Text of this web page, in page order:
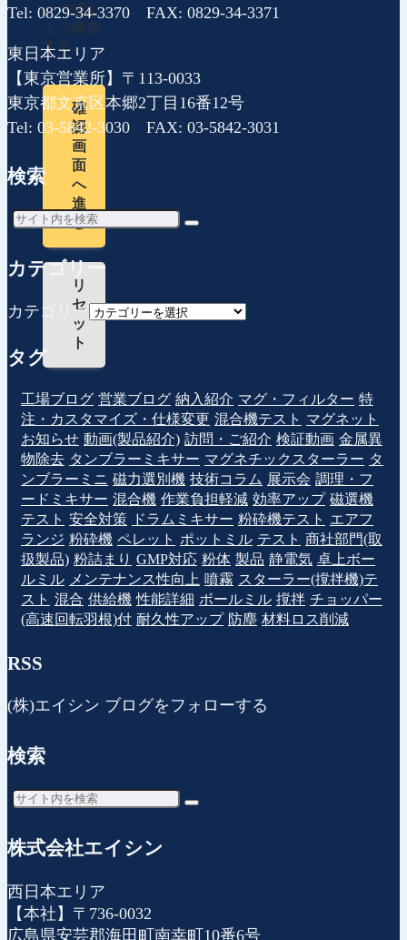
いで済む
よう保存
する。
確
認
画
面
へ
進
む
リ
セ
ッ
ト
Tel: 0829-34-3370 FAX: 0829-34-3371
東日本エリア
【東京営業所】〒113-0033
東京都文京区本郷2丁目16番12号
Tel: 03-5842-3030 FAX: 03-5842-3031
検索
カテゴリー
カテゴリー
タグ
工場ブログ 営業ブログ 納入紹介 マグ・フィルター 特
注・カスタマイズ・仕様変更 混合機テスト マグネット
お知らせ 動画(製品紹介) 訪問・ご紹介 検証動画 金属異
物除去 タンブラーミキサー マグネチックスターラー タ
ンブラーミニ 磁力選別機 技術コラム 展示会 調理・フ
ードミキサー 混合機 作業負担軽減 効率アップ 磁選機
テスト 安全対策 ドラムミキサー 粉砕機テスト エアフ
ランジ 粉砕機 ペレット ポットミル テスト 商社部門(取
扱製品) 粉詰まり GMP対応 粉体 製品 静電気 卓上ボー
ルミル メンテナンス性向上 噴霧 スターラー(撹拌機)テ
スト 混合 供給機 性能詳細 ボールミル 撹拌 チョッパー
(高速回転羽根)付 耐久性アップ 防塵 材料ロス削減
RSS
(株)エイシン ブログをフォローする
検索
株式会社エイシン
西日本エリア
【本社】〒736-0032
広島県安芸郡海田町南幸町10番6号